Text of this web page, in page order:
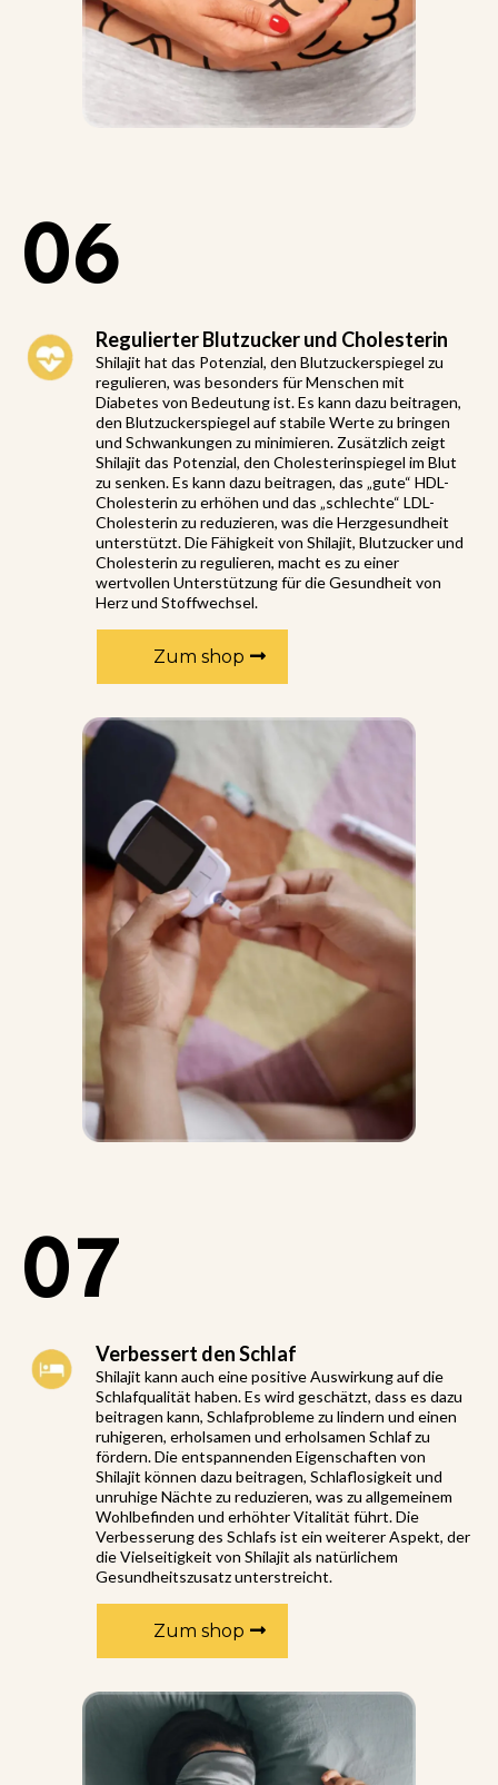
06
Regulierter Blutzucker und Cholesterin
Shilajit hat das Potenzial, den Blutzuckerspiegel zu
regulieren, was besonders für Menschen mit
Diabetes von Bedeutung ist. Es kann dazu beitragen,
den Blutzuckerspiegel auf stabile Werte zu bringen
und Schwankungen zu minimieren. Zusätzlich zeigt
Shilajit das Potenzial, den Cholesterinspiegel im Blut
zu senken. Es kann dazu beitragen, das „gute“ HDL-
Cholesterin zu erhöhen und das „schlechte“ LDL-
Cholesterin zu reduzieren, was die Herzgesundheit
unterstützt. Die Fähigkeit von Shilajit, Blutzucker und
Cholesterin zu regulieren, macht es zu einer
wertvollen Unterstützung für die Gesundheit von
Herz und Stoffwechsel.
Zum shop
07
Verbessert den Schlaf
Shilajit kann auch eine positive Auswirkung auf die
Schlafqualität haben. Es wird geschätzt, dass es dazu
beitragen kann, Schlafprobleme zu lindern und einen
ruhigeren, erholsamen und erholsamen Schlaf zu
fördern. Die entspannenden Eigenschaften von
Shilajit können dazu beitragen, Schlaflosigkeit und
unruhige Nächte zu reduzieren, was zu allgemeinem
Wohlbefinden und erhöhter Vitalität führt. Die
Verbesserung des Schlafs ist ein weiterer Aspekt, der
die Vielseitigkeit von Shilajit als natürlichem
Gesundheitszusatz unterstreicht.
Zum shop